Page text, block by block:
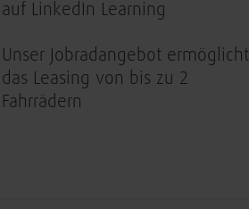
auf LinkedIn Learning
Unser Jobradangebot ermöglicht
das Leasing von bis zu 2
Fahrrädern